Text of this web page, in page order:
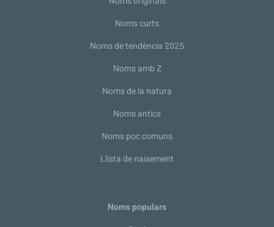
Noms curts
Noms de tendència 2025
Noms amb Z
Noms de la natura
Noms antics
Noms poc comuns
Llista de naixement
Noms populars